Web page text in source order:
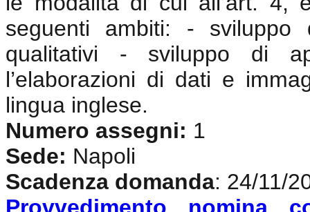
seguenti ambiti: - sviluppo
qualitativi - sviluppo di
l’elaborazioni di dati e
lingua inglese.
Numero assegni: 1
Sede: Napoli
Scadenza domanda: 24/11/